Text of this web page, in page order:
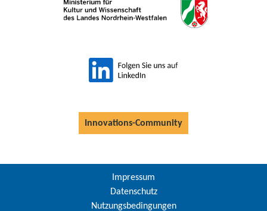
Innovations-Community
Impressum
Datenschutz
Nutzungsbedingungen